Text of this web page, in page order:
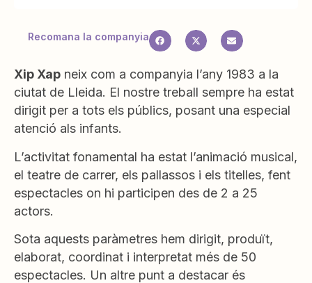
Recomana la companyia
Xip Xap neix com a companyia l’any 1983 a la
ciutat de Lleida. El nostre treball sempre ha estat
dirigit per a tots els públics, posant una especial
atenció als infants.
L’activitat fonamental ha estat l’animació musical,
el teatre de carrer, els pallassos i els titelles, fent
espectacles on hi participen des de 2 a 25
actors.
Sota aquests paràmetres hem dirigit, produït,
elaborat, coordinat i interpretat més de 50
espectacles. Un altre punt a destacar és